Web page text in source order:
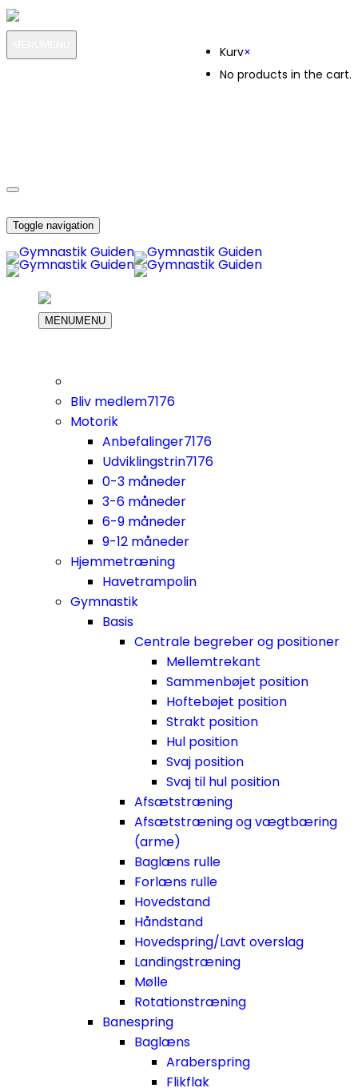
Kurv×
No products in the cart.
Toggle navigation
MENUMENU
Bliv medlem7176
Motorik
Anbefalinger7176
Udviklingstrin7176
0-3 måneder
3-6 måneder
6-9 måneder
9-12 måneder
Hjemmetræning
Havetrampolin
Gymnastik
Basis
Centrale begreber og positioner
Mellemtrekant
Sammenbøjet position
Hoftebøjet position
Strakt position
Hul position
Svaj position
Svaj til hul position
Afsætstræning
Afsætstræning og vægtbæring
(arme)
Baglæns rulle
Forlæns rulle
Hovedstand
Håndstand
Hovedspring/Lavt overslag
Landingstræning
Mølle
Rotationstræning
Banespring
Baglæns
Araberspring
Flikflak